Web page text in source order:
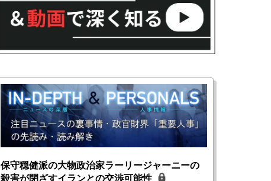
保守穏健派の大物政治家ラーリージャーニーの
殺害が閉ざすイランとの交渉可能性